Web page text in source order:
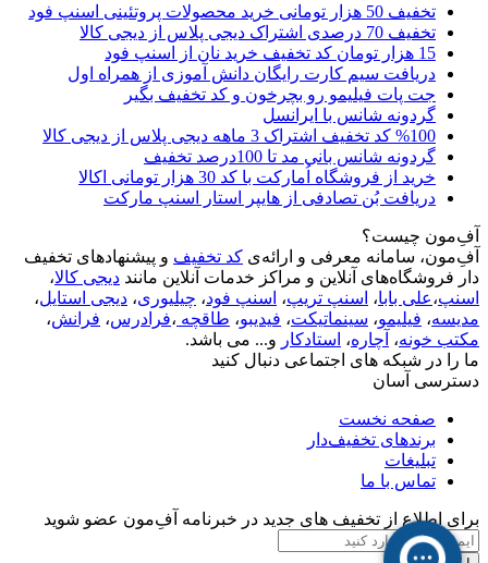
تخفیف 50 هزار تومانی خرید محصولات پروتئینی اسنپ فود
تخفیف 70 درصدی اشتراک دیجی پلاس از دیجی کالا
15 هزار تومان کد تخفیف خرید نان از اسنپ فود
دریافت سیم کارت رایگان دانش آموزی از همراه اول
جت پات فیلیمو رو بچرخون و کد تخفیف بگیر
گردونه شانس با ایرانسل
%100 کد تخفیف اشتراک 3 ماهه دیجی پلاس از دیجی کالا
گردونه شانس بانی مد تا 100درصد تخفیف
خرید از فروشگاه اُمارکت با کد 30 هزار تومانی اکالا
دریافت بُن تصادفی از هایپر استار اسنپ مارکت
آفِ‌مون چیست؟
آفِ‌مون، سامانه معرفی و ارائه‌ی کد تخفیف و پیشنهادهای تخفیف
دار فروشگاه‌های آنلاین و مراکز خدمات آنلاین مانند دیجی کالا،
اسنپ،علی بابا، اسنپ تریپ، اسنپ فود، چیلیوری، دیجی استایل،
مدیسه، فیلیمو، سینماتیکت، فیدیبو، طاقچه ،فرادرس، فرانش،
مکتب خونه، آچاره، استادکار و... می باشد.
ما را در شبکه های اجتماعی دنبال کنید
دسترسی آسان
صفحه نخست
برندهای تخفیف‌دار
تبلیغات
تماس با ما
برای اطلاع از تخفیف های جدید در خبرنامه آفِ‌مون عضو شوید